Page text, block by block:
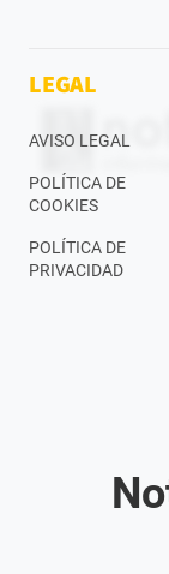
LEGAL
AVISO LEGAL
POLÍTICA DE
COOKIES
POLÍTICA DE
PRIVACIDAD